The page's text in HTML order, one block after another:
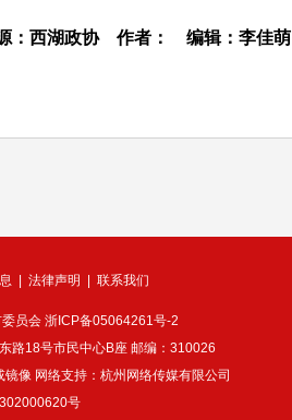
：西湖政协 作者： 编辑：李佳萌
法律声明 联系我们
员会 浙ICP备05064261号-2
路18号市民中心B座 邮编：310026
像 网络支持：杭州网络传媒有限公司
号